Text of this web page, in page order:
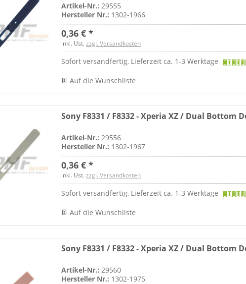
Artikel-Nr.:29555
Hersteller Nr.: 1302-1966
0,36 € *
inkl. Ust.zzgl. Versandkosten
Sofort versandfertig, Lieferzeit ca. 1-3 Werktage
Auf die Wunschliste
Sony F8331 / F8332 - Xperia XZ / Dual Bottom
Artikel-Nr.:29556
Hersteller Nr.: 1302-1967
0,36 € *
inkl. Ust.zzgl. Versandkosten
Sofort versandfertig, Lieferzeit ca. 1-3 Werktage
Auf die Wunschliste
Sony F8331 / F8332 - Xperia XZ / Dual Bottom
Artikel-Nr.: 29560
Hersteller Nr.: 1302-1975